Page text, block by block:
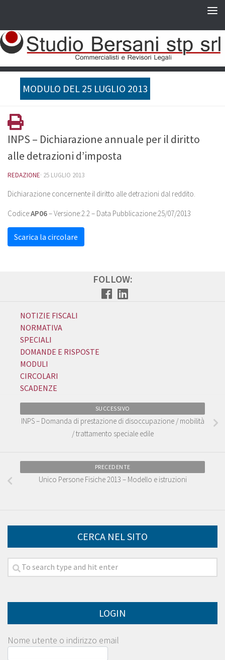
MODULO DEL 25 LUGLIO 2013
INPS – Dichiarazione annuale per il diritto
alle detrazioni d’imposta
REDAZIONE· 25 LUGLIO 2013
Dichiarazione concernente il diritto alle detrazioni dal reddito.
Codice:AP06– Versione:2.2 – Data Pubblicazione:25/07/2013
Scarica la circolare
FOLLOW:
NOTIZIE FISCALI
NORMATIVA
SPECIALI
DOMANDE E RISPOSTE
MODULI
CIRCOLARI
SCADENZE
SUCCESSIVO
INPS – Domanda di prestazione di disoccupazione / mobilità
/ trattamento speciale edile
PRECEDENTE
Unico Persone Fisiche 2013 – Modello e istruzioni
CERCA NEL SITO
LOGIN
Nome utente o indirizzo email